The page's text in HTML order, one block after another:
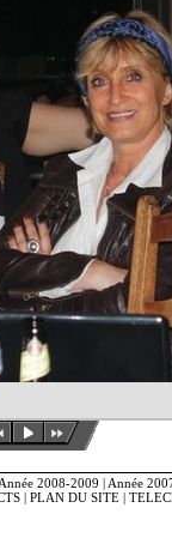
Année 2008-2009 | Année
| PLAN DU SITE |